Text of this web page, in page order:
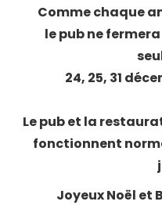
Comme chaque
le pub ne
24, 25, 31
Le pub et la
fonctionnent
Joyeux Noël et